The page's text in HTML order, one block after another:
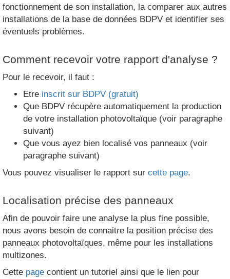
fonctionnement de son installation, la comparer aux autres
installations de la base de données BDPV et identifier ses
éventuels problèmes.
Comment recevoir votre rapport d'analyse ?
Pour le recevoir, il faut :
Etre inscrit sur BDPV (gratuit)
Que BDPV récupère automatiquement la production
de votre installation photovoltaïque (voir paragraphe
suivant)
Que vous ayez bien localisé vos panneaux (voir
paragraphe suivant)
Vous pouvez visualiser le rapport sur cette page.
Localisation précise des panneaux
Afin de pouvoir faire une analyse la plus fine possible,
nous avons besoin de connaitre la position précise des
panneaux photovoltaïques, même pour les installations
multizones.
Cette page contient un tutoriel ainsi que le lien pour